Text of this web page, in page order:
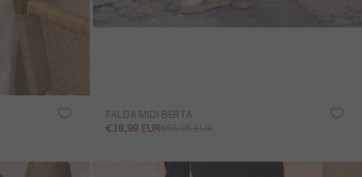
FALDA MIDI BERTA
PRECIO DE OFERTA
€38,99 EURPRECIO NORMAL
€55,95 EUR